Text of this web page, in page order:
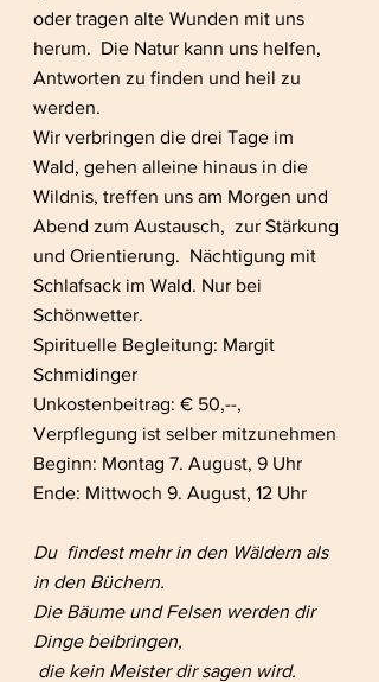
oder tragen alte Wunden mit uns
herum.  Die Natur kann uns helfen,
Antworten zu finden und heil zu
werden.
Wir verbringen die drei Tage im
Wald, gehen alleine hinaus in die
Wildnis, treffen uns am Morgen und
Abend zum Austausch,  zur Stärkung
und Orientierung.  Nächtigung mit
Schlafsack im Wald. Nur bei
Schönwetter.
Spirituelle Begleitung: Margit
Schmidinger
Unkostenbeitrag: € 50,--,
Verpflegung ist selber mitzunehmen
Beginn: Montag 7. August, 9 Uhr
Ende: Mittwoch 9. August, 12 Uhr
Du  findest mehr in den Wäldern als
in den Büchern.
Die Bäume und Felsen werden dir
Dinge beibringen,
die kein Meister dir sagen wird.